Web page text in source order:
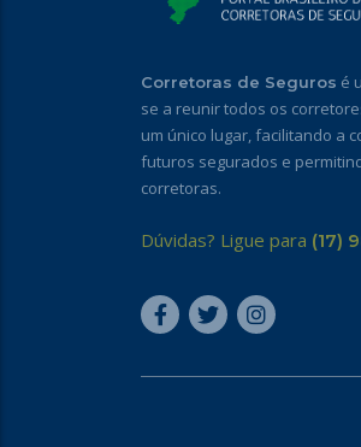
Corretoras de Seguros é
se a reunir todos os
um único lugar, facilitando a
futuros segurados e
corretoras.
Dúvidas? Ligue para (17)